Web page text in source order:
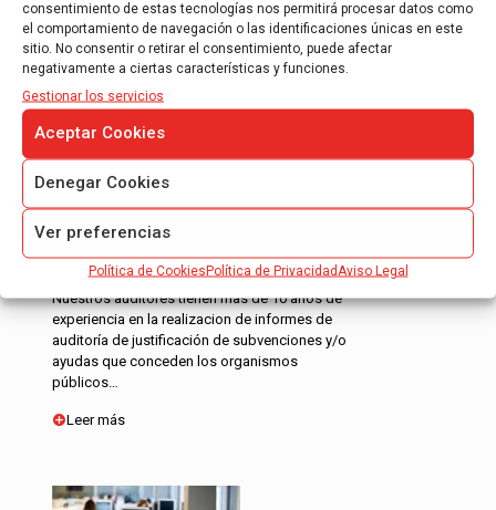
consentimiento de estas tecnologías nos permitirá procesar datos como
el comportamiento de navegación o las identificaciones únicas en este
sitio. No consentir o retirar el consentimiento, puede afectar
negativamente a ciertas características y funciones.
Gestionar los servicios
Aceptar Cookies
Denegar Cookies
Ver preferencias
Política de CookiesPolítica de Privacidad Aviso Legal
INFORME DE JUSTIFICACIÓN DE
SUBVENCIONES
Informe de auditoría para justificación de
Informe de auditoría para justificación
FEDER – 7º Programa Marco.
Informe de auditoría controlador de primer
nivel.
Nuestros auditores tienen mas de 10 años de
experiencia en la realizacion de informes de
auditoría de justificación de subvenciones y/o
ayudas que conceden los organismos
públicos…
Leer más